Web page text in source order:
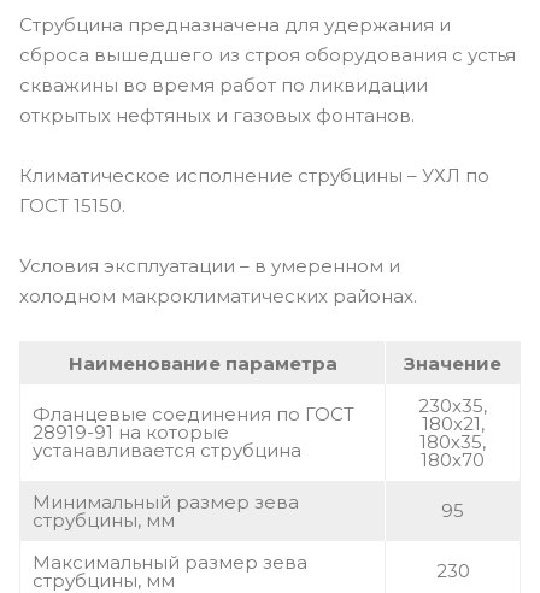
Струбцина предназначена для удержания и
сброса вышедшего из строя оборудования с устья
скважины во время работ по ликвидации
открытых нефтяных и газовых фонтанов.
Климатическое исполнение струбцины – УХЛ по
ГОСТ 15150.
Условия эксплуатации – в умеренном и
холодном макроклиматических районах.
Наименование параметра Значение
Фланцевые соединения по ГОСТ
28919-91 на которые
устанавливается струбцина
230х35,
180х21,
180х35,
180х70
Минимальный размер зева
струбцины, мм 95
Максимальный размер зева
струбцины, мм 230